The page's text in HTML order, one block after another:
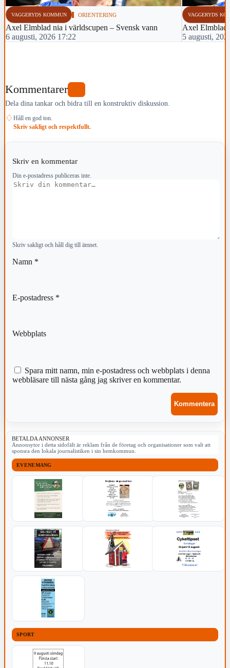
VAGGERYDS KOMMUN ORIENTERING
Axel Elmblad nia i världscupen – Svensk vann
6 augusti, 2026 17:22
VAGGERYDS
Axel Elmblad
5 augusti,
Kommentarer
Dela dina tankar och bidra till en konstruktiv diskussion.
♢ Håll en god ton.
Skriv sakligt och respektfullt.
Skriv en kommentar
Din e-postadress publiceras inte.
Kommentar
Skriv sakligt och håll dig till ämnet.
Namn *
E-postadress *
Webbplats
Spara mitt namn, min e-postadress och webbplats i denna
webbläsare till nästa gång jag skriver en kommentar.
BETALDA ANNONSER
Annonsytor i detta sidofält är reklam från de företag och organisationer som valt att
sponsra den lokala journalistiken i sin hemkommun.
EVENEMANG
SPORT